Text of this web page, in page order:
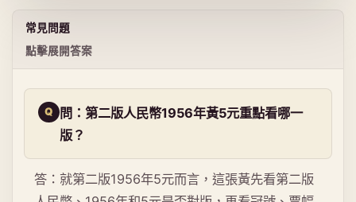
常見問題
點擊展開答案
問：第二版人民幣1956年黃5元重點看哪一
版？
答：就第二版1956年5元而言，這張黃先看第二版